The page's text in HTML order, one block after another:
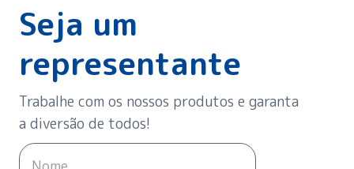
Seja um
representante
Trabalhe com os nossos produtos e garanta
a diversão de todos!